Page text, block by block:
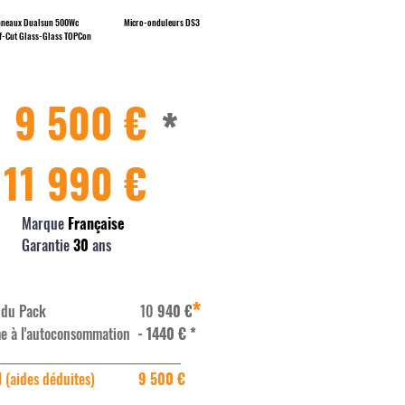
Dualsun 500Wc
Cut Glass-Glass TOPCon
Micro-onduleurs DS3
*
11 990 €
9 500 €
Marque Française
Garantie30 ans
du Pack 10 940 €
à l'autoconsommation - 1440 €*
(aides déduites) 9 500 €
*